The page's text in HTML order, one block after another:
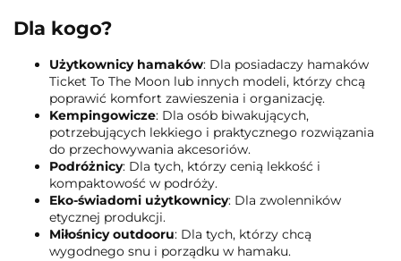
Dla kogo?
Użytkownicy hamaków: Dla posiadaczy hamaków
Ticket To The Moon lub innych modeli, którzy chcą
poprawić komfort zawieszenia i organizację.
Kempingowicze: Dla osób biwakujących,
potrzebujących lekkiego i praktycznego rozwiązania
do przechowywania akcesoriów.
Podróżnicy: Dla tych, którzy cenią lekkość i
kompaktowość w podróży.
Eko-świadomi użytkownicy: Dla zwolenników
etycznej produkcji.
Miłośnicy outdooru: Dla tych, którzy chcą
wygodnego snu i porządku w hamaku.